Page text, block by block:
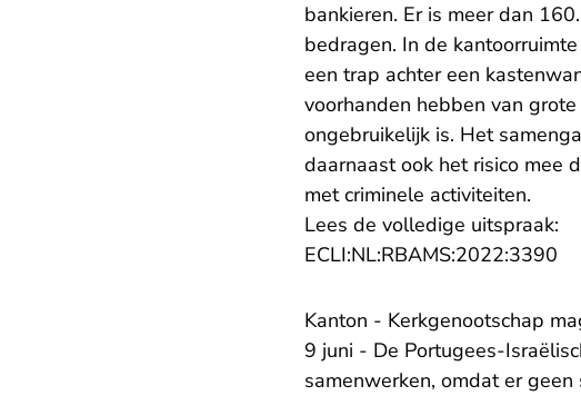
bankieren. Er is meer dan
bedragen. In de
een trap achter een
voorhanden hebben van
ongebruikelijk is. Het
daarnaast ook het risico mee
met criminele activiteiten.
Lees de volledige uitspraak:
ECLI:NL:RBAMS:2022:3390
Kanton - Kerkgenootschap
9 juni - De Portugees-
samenwerken, omdat er